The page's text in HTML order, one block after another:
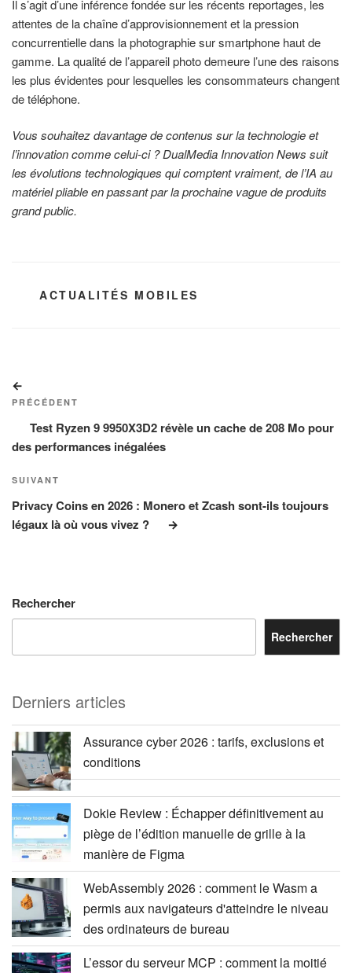
Il s’agit d’une inférence fondée sur les récents reportages, les
attentes de la chaîne d’approvisionnement et la pression
concurrentielle dans la photographie sur smartphone haut de
gamme. La qualité de l’appareil photo demeure l’une des raisons
les plus évidentes pour lesquelles les consommateurs changent
de téléphone.
Vous souhaitez davantage de contenus sur la technologie et
l’innovation comme celui-ci ? DualMedia Innovation News suit
les évolutions technologiques qui comptent vraiment, de l’IA au
matériel pliable en passant par la prochaine vague de produits
grand public.
CATÉGORIES
ACTUALITÉS MOBILES
de
l’article
précédent
PRÉCÉDENT
Test Ryzen 9 9950X3D2 révèle un cache de 208 Mo pour
des performances inégalées
Article
suivant
SUIVANT
Privacy Coins en 2026 : Monero et Zcash sont-ils toujours
légaux là où vous vivez ?
Rechercher
Rechercher
Derniers articles
Assurance cyber 2026 : tarifs, exclusions et
conditions
Dokie Review : Échapper définitivement au
piège de l’édition manuelle de grille à la
manière de Figma
WebAssembly 2026 : comment le Wasm a
permis aux navigateurs d'atteindre le niveau
des ordinateurs de bureau
L’essor du serveur MCP : comment la moitié